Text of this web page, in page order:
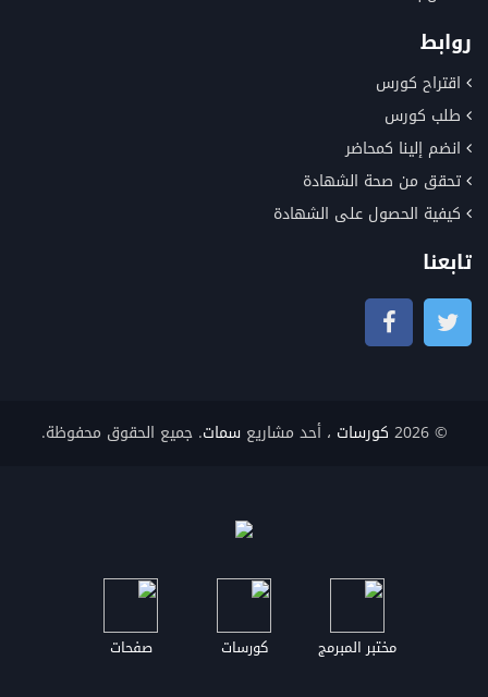
روابط
اقتراح كورس
طلب كورس
انضم إلينا كمحاضر
تحقق من صحة الشهادة
كيفية الحصول على الشهادة
تابعنا
© 2026 كورسات ، أحد مشاريعسمات. جميع الحقوق محفوظة.
مختبر المبرمج كورسات صفحات